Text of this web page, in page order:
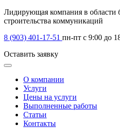
Лидирующая компания в области
строительства коммуникаций
8 (903) 401-17-51 пн-пт с 9:00 до
Оставить заявку
О компании
Услуги
Цены на услуги
Выполненные работы
Статьи
Контакты